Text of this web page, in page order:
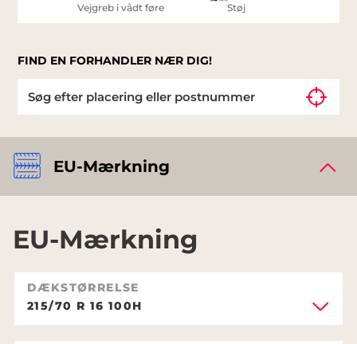
Vejgreb i vådt føre Støj
FIND EN FORHANDLER NÆR DIG!
EU-Mærkning
EU-Mærkning
DÆKSTØRRELSE
215/70 R 16 100H